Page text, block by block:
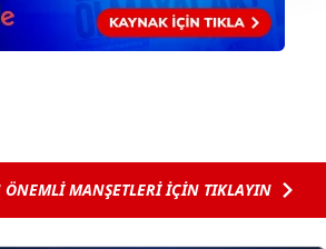
hedefli reklamlar
olup gerekli olan çerezler bilgi
sunulması amacıyla
çerezler, sitemizin daha işlevsel
MANŞETLERİ İÇİN TIKLAYIN